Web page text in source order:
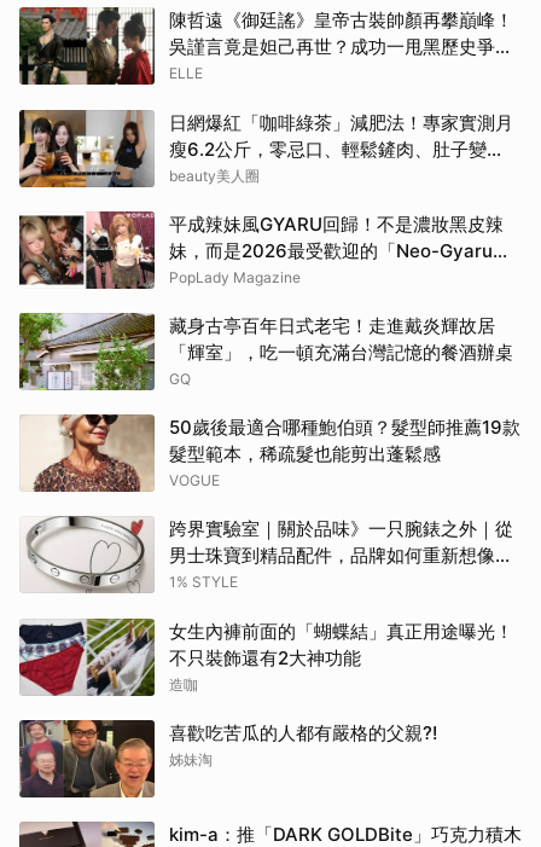
陳哲遠《御廷謠》皇帝古裝帥顏再攀巔峰！
吳謹言竟是妲己再世？成功一甩黑歷史爭議
| ELLE
ELLE
日網爆紅「咖啡綠茶」減肥法！專家實測月
瘦6.2公斤，零忌口、輕鬆鏟肉、肚子變
小！
beauty美人圈
平成辣妹風GYARU回歸！不是濃妝黑皮辣
妹，而是2026最受歡迎的「Neo-Gyaru」
穿搭，把平成DNA穿進日常
PopLady Magazine
藏身古亭百年日式老宅！走進戴炎輝故居
「輝室」，吃一頓充滿台灣記憶的餐酒辦桌
GQ
50歲後最適合哪種鮑伯頭？髮型師推薦19款
髮型範本，稀疏髮也能剪出蓬鬆感
VOGUE
跨界實驗室｜關於品味》一只腕錶之外｜從
男士珠寶到精品配件，品牌如何重新想像當
代男性？
1% STYLE
女生內褲前面的「蝴蝶結」真正用途曝光！
不只裝飾還有2大神功能
造咖
喜歡吃苦瓜的人都有嚴格的父親?!
姊妹淘
kim-a：推「DARK GOLDBite」巧克力積木